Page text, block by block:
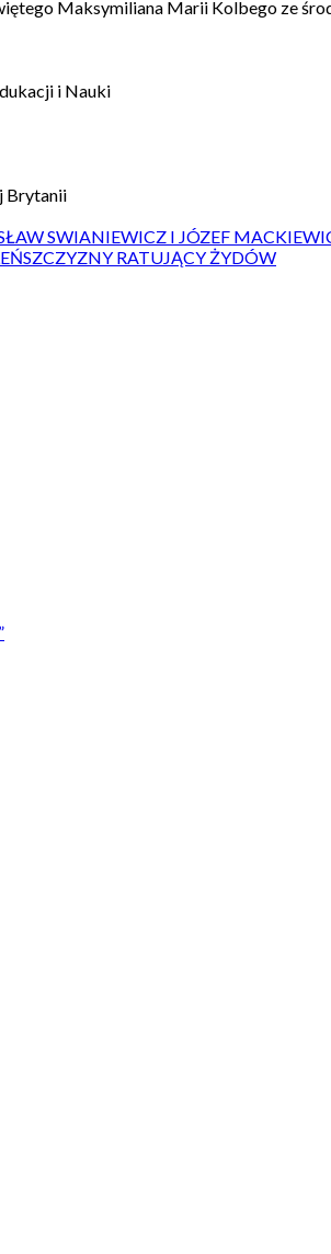
Maksymiliana Marii Kolbego ze
i Nauki
Brytanii
SWIANIEWICZ I JÓZEF
RATUJĄCY ŻYDÓW